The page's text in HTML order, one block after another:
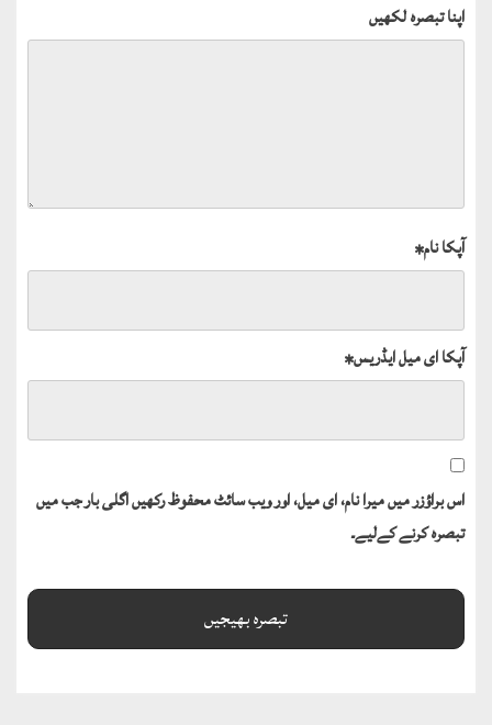
اپنا تبصرہ لکھیں
آپکا نام*
آپکا ای میل ایڈریس*
اس براؤزر میں میرا نام، ای میل، اور ویب سائٹ محفوظ رکھیں اگلی بار جب میں
تبصرہ کرنے کےلیے۔